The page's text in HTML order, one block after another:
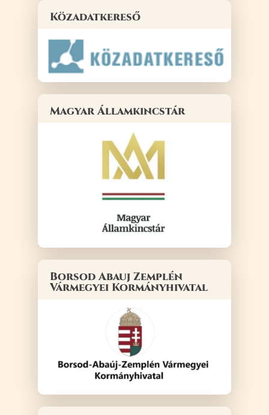
Közadatkereső
Magyar Államkincstár
Borsod Abauj Zemplén
Vármegyei Kormányhivatal